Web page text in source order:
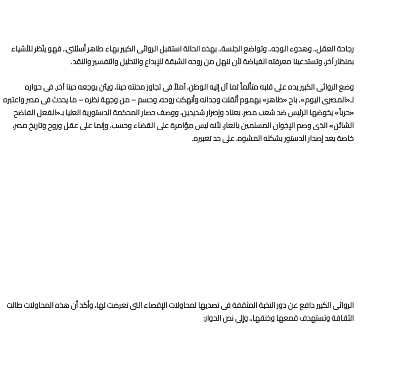
رجاحة العقل.. وهدوء الوجه.. وتواضع الجلسة.. بهذه الحالة استقبل الروائى الكبير بهاء طاهر أسئلتى.. فهو ينُظر للأشياء
بمنظار آخر، وتستدعينا معرفته الفياضة لأن ننهل من روحه الشبقة للإبداع والتحليل والتفسير والنقد.
وضع الروائى الكبير يده على قلبه متألماً لما آل إليه الوطن، آملاً فى تجاوز محنته حينا، ويئن بوجعه حينا آخر. فى حواره
لـ«المصرى اليوم»، باح «طاهر» بهموم أثقلت وجدانه وأنهكت روحه، وحسم – من وجهة نظره – ما يحدث فى مصر واعتبره
«حرباً» يخوضها الرئيس ضد شعب مصر، بعناد وإصرار شديدين، ووصف حصار المحكمة الدستورية العليا بـ«الفعل الفاضح
الشائن» الذى وصم الإخوان المسلمين بالعار، لأنه ليس مؤامرة على القضاء وحسب، وإنما على عقل وروح وتاريخ مصر،
خاصة بعد إصدار الدستور بشكله المشوه، على حد تعبيره.
الروائى الكبير دافع عن دور النخبة المثقفة فى تصديها لمحاولات الإقصاء التى تعرضت لها، وأكد أن هذه المحاولات طالت
الثقافة وتستهدف قمعها وخنقها.. وإلى نص الحوار: